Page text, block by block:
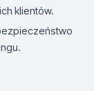
klientów.